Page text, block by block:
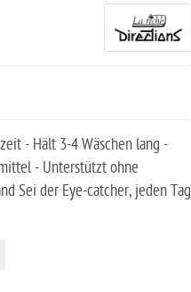
- Hält 3-4 Wäschen lang -
- Unterstützt ohne
Sei der Eye-catcher, jeden Tag